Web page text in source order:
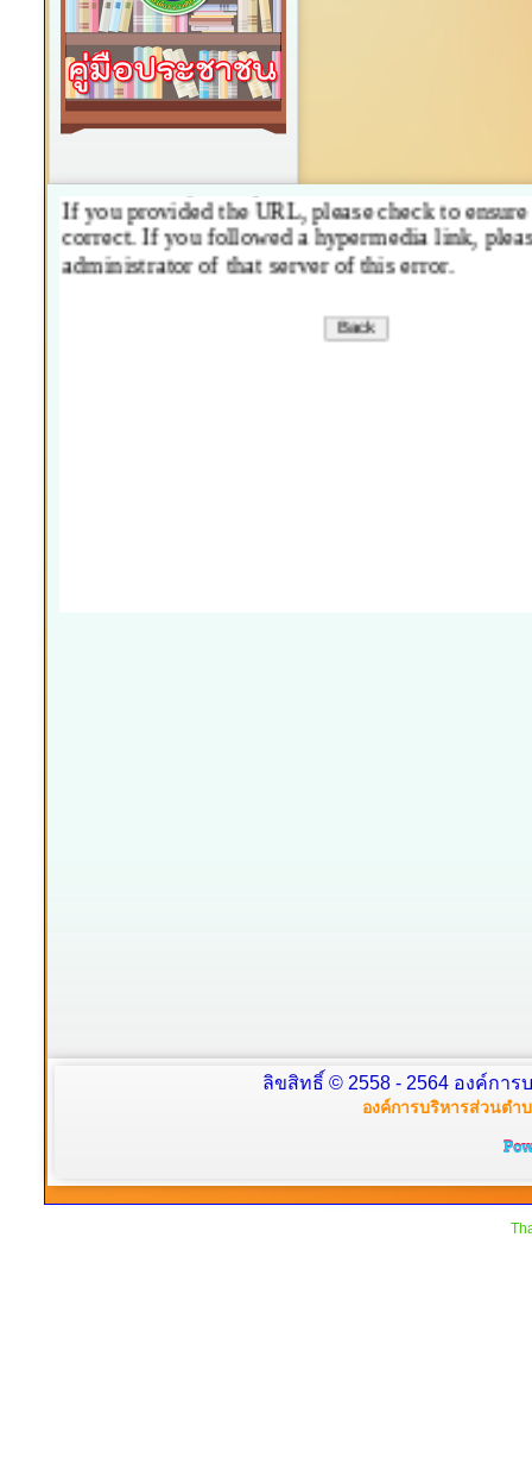
ลิขสิทธิ์ © 2558 - 2564 องค์กา
องค์การบริหารส่วนตำ